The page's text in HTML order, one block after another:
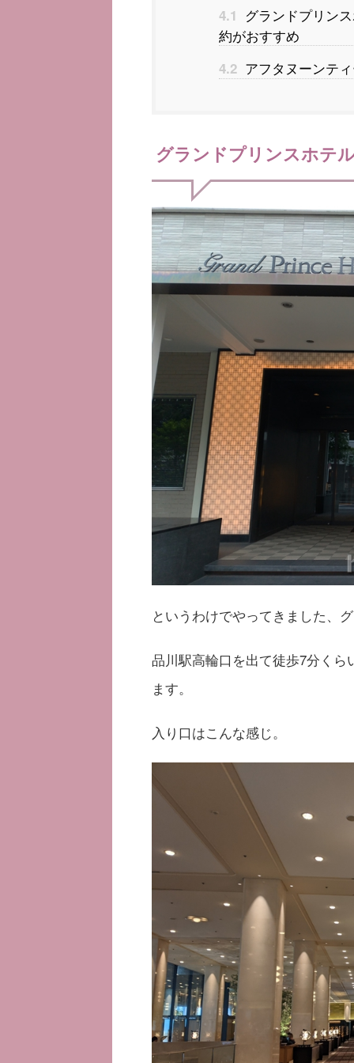
4.1
グランドプリン
約がおすすめ
4.2 アフタヌーンテ
グランドプリンスホテ
というわけでやってきました、
品川駅高輪口を出て徒歩7分く
ます。
入り口はこんな感じ。